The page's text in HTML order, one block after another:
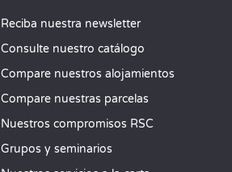
Reciba nuestra newsletter
Consulte nuestro catálogo
Compare nuestros alojamientos
Compare nuestras parcelas
Nuestros compromisos RSC
Grupos y seminarios